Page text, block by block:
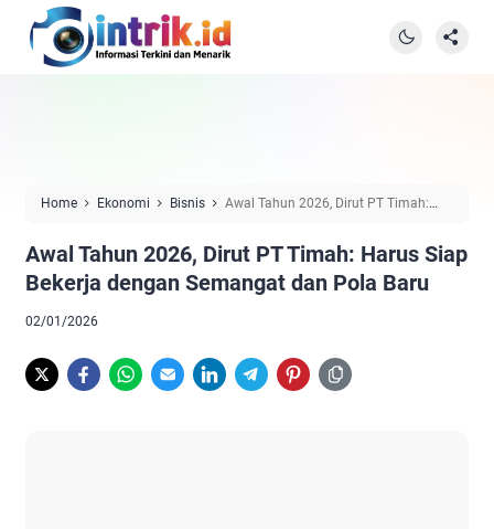
Home Ekonomi Bisnis
Awal Tahun 2026, Dirut PT Timah:
Awal Tahun 2026, Dirut PT Timah: Harus Siap
Bekerja dengan Semangat dan Pola Baru
02/01/2026